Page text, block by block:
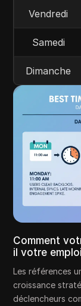
Vendredi
Samedi
Dimanche
Comment
il votre
Les références
croissance
déclencheurs